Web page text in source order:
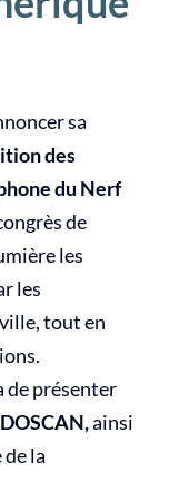
sa
des
du Nerf
de
les
les
tout en
de présenter
ainsi
la